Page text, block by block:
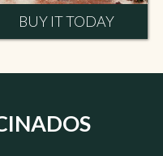
BUY IT TODAY